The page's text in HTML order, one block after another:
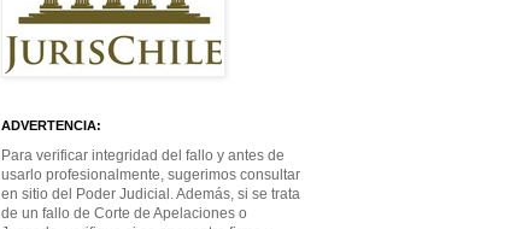
ADVERTENCIA:
Para verificar integridad del fallo y antes de
usarlo profesionalmente, sugerimos consultar
en sitio del Poder Judicial. Además, si se trata
de un fallo de Corte de Apelaciones o